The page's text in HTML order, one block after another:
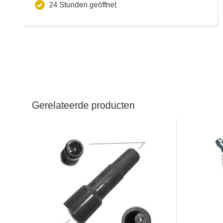
24 Stunden geöffnet
Gerelateerde producten